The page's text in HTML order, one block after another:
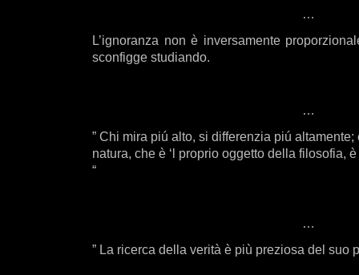
…
L’ignoranza non è inversamente
sconfigge studiando.
…
” Chi mira piú alto, si differenzia piú
natura, che è ‘l proprio oggetto della filosofia,
“
…
” La ricerca della verità è più preziosa del suo